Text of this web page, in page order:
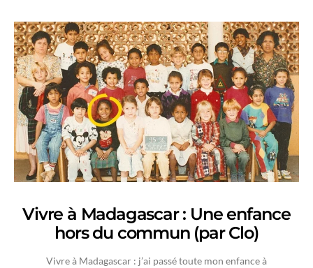
Vivre à Madagascar : Une enfance
hors du commun (par Clo)
Vivre à Madagascar : j’ai passé toute mon enfance à